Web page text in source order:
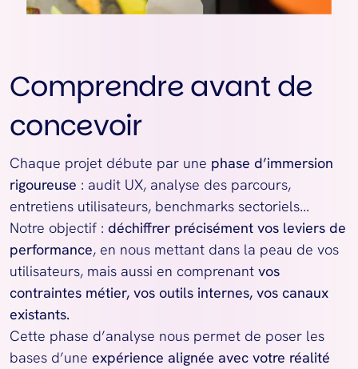
Comprendre avant de
concevoir
Chaque projet débute par une phase d’immersion
rigoureuse : audit UX, analyse des parcours,
entretiens utilisateurs, benchmarks sectoriels...
Notre objectif : déchiffrer précisément vos leviers de
performance, en nous mettant dans la peau de vos
utilisateurs, mais aussi en comprenant vos
contraintes métier, vos outils internes, vos canaux
existants.
Cette phase d’analyse nous permet de poser les
bases d’une expérience alignée avec votre réalité